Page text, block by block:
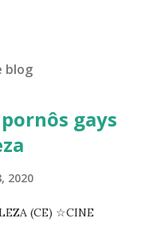
blog
gays
2020
(CE) ☆CINE